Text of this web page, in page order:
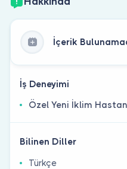
Hakkında
İçerik
İş Deneyimi
Özel Yeni İklim
Bilinen Diller
Türkçe